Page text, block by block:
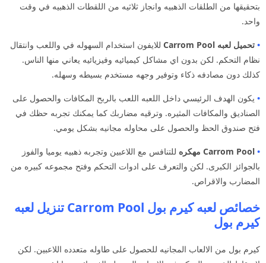
بتحقيقها من الطلقات الذهبيه وانجاز ثلاثيه من اللقطات الذهبيه في وقت
واحد.
• تحميل لعبه Carrom Pool
للايفون استخدام السهوله في واللعب وانتقال
نظام التحكم. لكن بدون اي مشاكل كيميائيه وفيزيائيه يعاني منها الناس.
كذلك دون مصادفه ذكاء وتوفير وجهه مستخدم بسيطه وسهله.
• يكون الهدف الرئيسي داخل اللعبه اللعب بالربح المكافات والحصول على
الصناديق والمكافات المثيره. وترقيه مضاربك كما يمكنك تجربه حظك في
فتح صندوق الحظ والحصول على محاوله مجانيه بشكل يومي.
• Carrom Pool مهكره
للتنافس مع اللاعبين وتجربه ذهبيه يوميا والفوز
بالجوائز الكبرى. لكن والتعرف على ادوات التحكم وفتح مجموعه كبيره من
المضارب والاقراص.
خصائص لعبه كيرم بول Carrom Pool تنزيل لعبه
كيرم بول
كيرم بول من الالعاب المجانيه للحصول على طاوله متعدده اللاعبين. لكن